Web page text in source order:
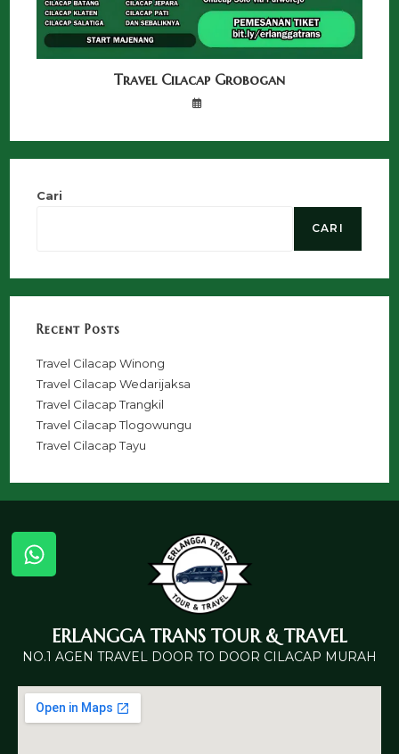
Travel Cilacap Grobogan
Cari
CARI
Recent Posts
Travel Cilacap Winong
Travel Cilacap Wedarijaksa
Travel Cilacap Trangkil
Travel Cilacap Tlogowungu
Travel Cilacap Tayu
ERLANGGA TRANS TOUR & TRAVEL
NO.1 AGEN TRAVEL DOOR TO DOOR CILACAP MURAH